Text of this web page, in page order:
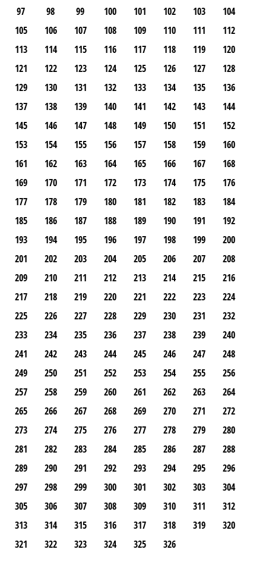
97
98 99 100 101 102 103
104
105
106 107 108 109 110 111
112
113
114 115 116 117 118 119
120
121
122 123 124 125 126 127
128
129
130 131 132 133 134 135
136
137
138 139 140 141 142 143
144
145
146 147 148 149 150 151
152
153
154 155 156 157 158 159
160
161
162 163 164 165 166 167
168
169
170 171 172 173 174 175
176
177
178 179 180 181 182 183
184
185
186 187 188 189 190 191
192
193
194 195 196 197 198 199
200
201
202 203 204 205 206 207
208
209
210 211 212 213 214 215
216
217
218 219 220 221 222 223
224
225
226 227 228 229 230 231
232
233
234 235 236 237 238 239
240
241
242 243 244 245 246 247
248
249
250 251 252 253 254 255
256
257
258 259 260 261 262 263
264
265
266 267 268 269 270 271
272
273
274 275 276 277 278 279
280
281
282 283 284 285 286 287
288
289
290 291 292 293 294 295
296
297
298 299 300 301 302 303
304
305
306 307 308 309 310 311
312
313
314 315 316 317 318 319
320
321
322 323 324 325 326